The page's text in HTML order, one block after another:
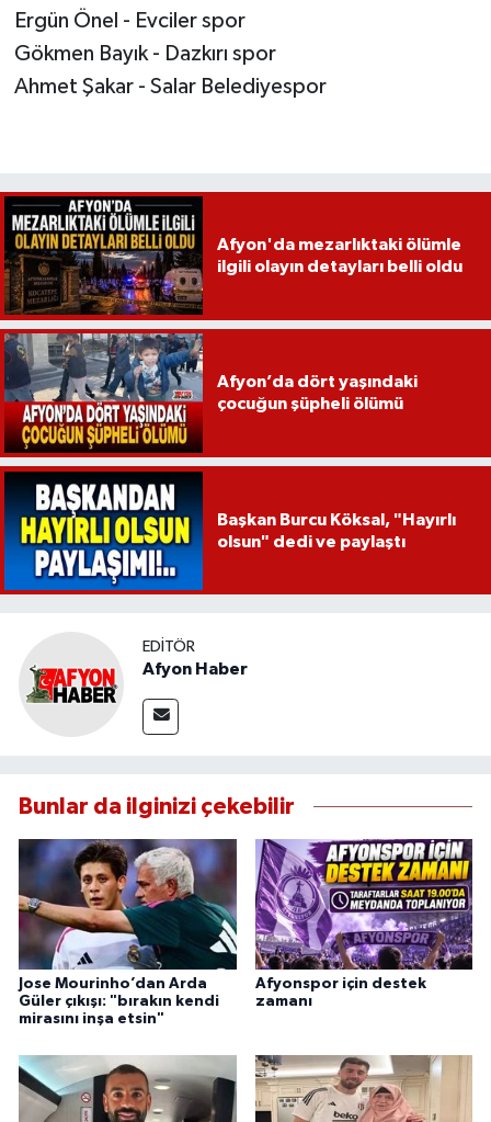
Ergün Önel - Evciler spor
Gökmen Bayık - Dazkırı spor
Ahmet Şakar - Salar Belediyespor
Afyon'da mezarlıktaki ölümle
ilgili olayın detayları belli oldu
Afyon’da dört yaşındaki
çocuğun şüpheli ölümü
Başkan Burcu Köksal, "Hayırlı
olsun" dedi ve paylaştı
EDITÖR
Afyon Haber
Bunlar da ilginizi çekebilir
Jose Mourinho’dan Arda
Güler çıkışı: "bırakın kendi
mirasını inşa etsin"
Afyonspor için destek
zamanı